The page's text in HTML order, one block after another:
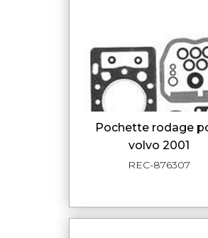
pochette rodage pour
volvo 2001
REC-876307